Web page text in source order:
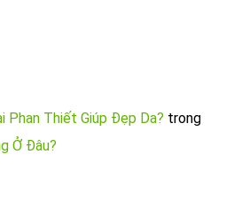
Phan Thiết Giúp Đẹp Da? trong
Ở Đâu?